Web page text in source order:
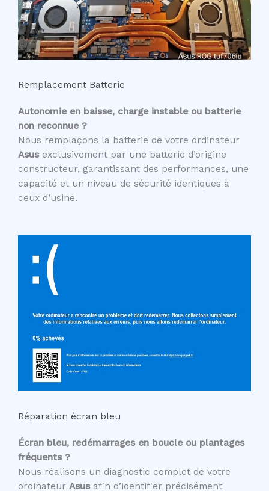
Remplacement Batterie
Autonomie en baisse, charge instable ou batterie
non reconnue ?
Nous remplaçons la batterie de votre ordinateur
Asusexclusivement par une batterie d’origine
constructeur, garantissant des performances, une
capacité et un niveau de sécurité identiques à
ceux d’usine.
Réparation écran bleu
Écran bleu, redémarrages en boucle ou plantages
fréquents ?
Nous réalisons un diagnostic complet de votre
ordinateur Asusafin d’identifier précisément